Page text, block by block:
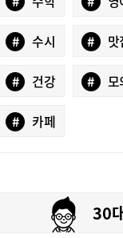
# 수시 # 맛
# 건강 # 모
# 카페
30